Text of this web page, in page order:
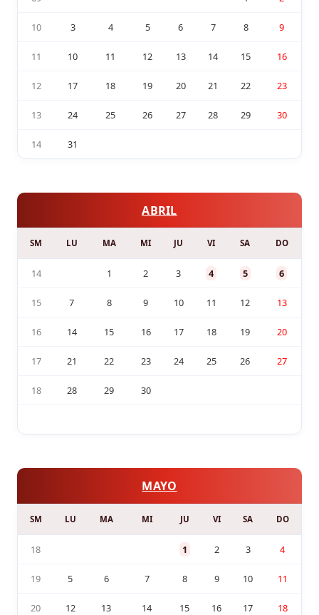
10 3 4 5 6 7 8 9
11 10 11 12 13 14 15 16
12 17 18 19 20 21 22 23
13 24 25 26 27 28 29 30
14 31
ABRIL
SM LU MA MI JU VI SA DO
14 1 2 3 4 5 6
15 7 8 9 10 11 12 13
16 14 15 16 17 18 19 20
17 21 22 23 24 25 26 27
18 28 29 30
MAYO
SM LU MA MI JU VI SA DO
18 1 2 3 4
19 5 6 7 8 9 10 11
20 12 13 14 15 16 17 18